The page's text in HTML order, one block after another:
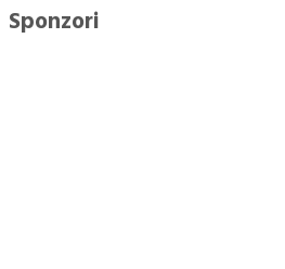
Sponzori